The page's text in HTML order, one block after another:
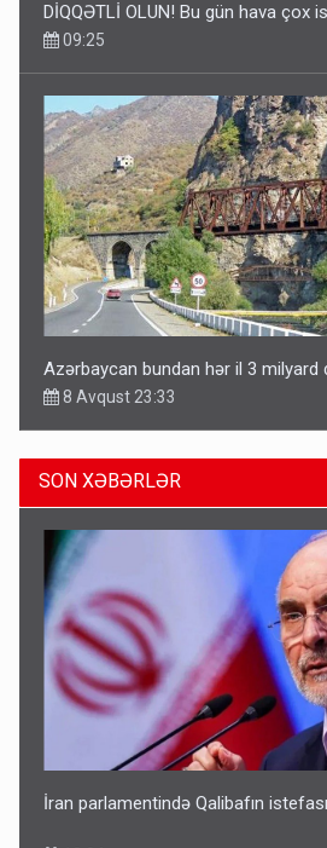
DİQQƏTLİ OLUN! Bu gün hava çox
09:25
Azərbaycan bundan hər il 3 milyard
8 Avqust 23:33
Avtomobil sahiblərinin nəzərinə:
SƏBƏBLƏR
SON XƏBƏRLƏR
İran parlamentində Qalibafın